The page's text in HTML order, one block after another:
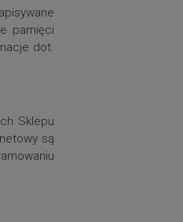
pamięci
dot.
Sklepu
są